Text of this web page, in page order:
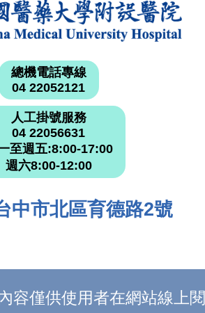
總機電話專線
04 22052121
人工掛號服務
04 22056631
至週五:8:00-17:00
週六8:00-12:00
中市北區育德路2號
僅供使用者在網站線上